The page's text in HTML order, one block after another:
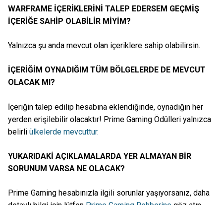
WARFRAME İÇERİKLERİNİ TALEP EDERSEM GEÇMİŞ
İÇERİĞE SAHİP OLABİLİR MİYİM?
Yalnızca şu anda mevcut olan içeriklere sahip olabilirsin.
İÇERİĞİM OYNADIĞIM TÜM BÖLGELERDE DE MEVCUT
OLACAK MI?
İçeriğin talep edilip hesabına eklendiğinde, oynadığın her
yerden erişilebilir olacaktır! Prime Gaming Ödülleri yalnızca
belirli ülkelerde mevcuttur.
YUKARIDAKİ AÇIKLAMALARDA YER ALMAYAN BİR
SORUNUM VARSA NE OLACAK?
Prime Gaming hesabınızla ilgili sorunlar yaşıyorsanız, daha